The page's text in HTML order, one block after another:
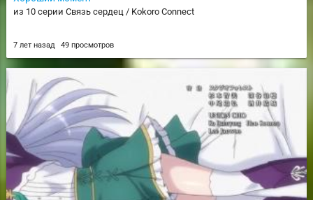
из 10 серии Связь сердец / Kokoro Connect
7 лет назад 49 просмотров